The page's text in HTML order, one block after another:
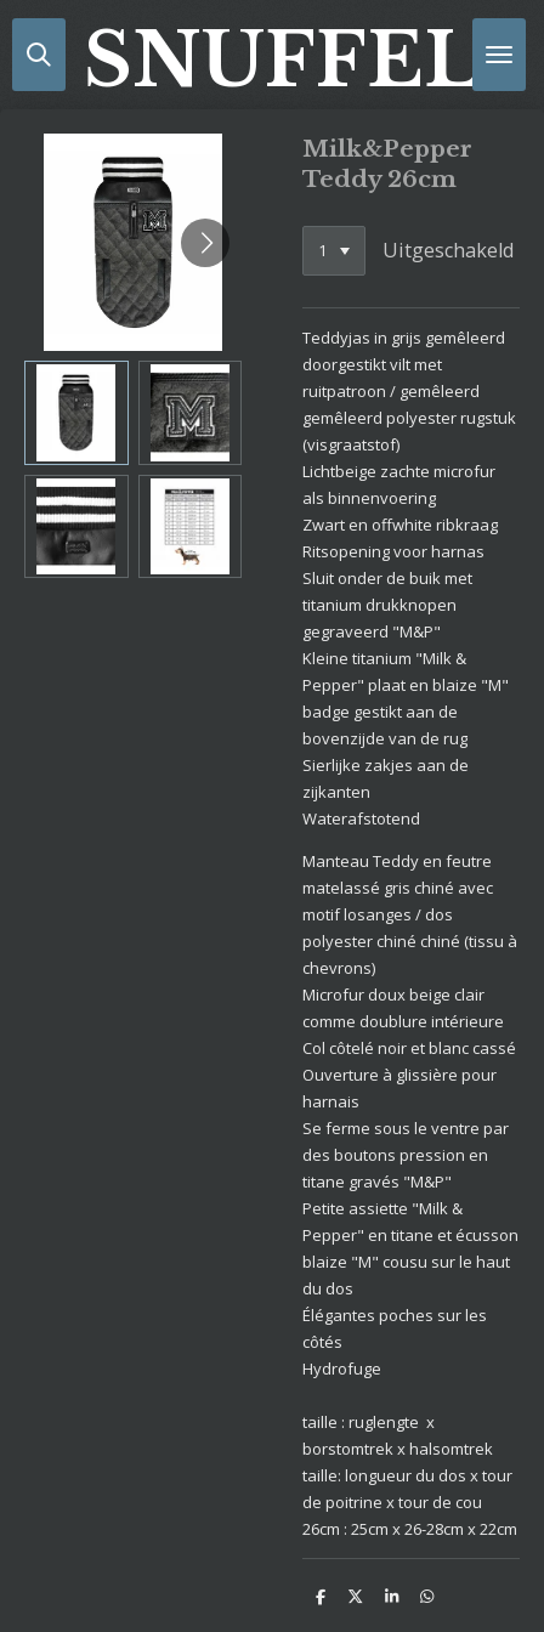
Ga
direct
hoofdinhoud
SNUFFELS
Milk&Pepper
Teddy 26cm
Uitgeschakeld
Teddyjas in grijs gemêleerd
doorgestikt vilt met
ruitpatroon / gemêleerd
gemêleerd polyester rugstuk
(visgraatstof)
Lichtbeige zachte microfur
als binnenvoering
Zwart en offwhite ribkraag
Ritsopening voor harnas
Sluit onder de buik met
titanium drukknopen
gegraveerd "M&P"
Kleine titanium "Milk &
Pepper" plaat en blaize "M"
badge gestikt aan de
bovenzijde van de rug
Sierlijke zakjes aan de
zijkanten
Waterafstotend
Manteau Teddy en feutre
matelassé gris chiné avec
motif losanges / dos
polyester chiné chiné (tissu à
chevrons)
Microfur doux beige clair
comme doublure intérieure
Col côtelé noir et blanc cassé
Ouverture à glissière pour
harnais
Se ferme sous le ventre par
des boutons pression en
titane gravés "M&P"
Petite assiette "Milk &
Pepper" en titane et écusson
blaize "M" cousu sur le haut
du dos
Élégantes poches sur les
côtés
Hydrofuge
taille : ruglengte x
borstomtrek x halsomtrek
taille: longueur du dos x tour
de poitrine x tour de cou
26cm : 25cm x 26-28cm x 22cm
D
D
S
D